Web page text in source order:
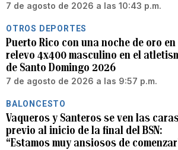
7 de agosto de 2026 a las 10:43 p.m.
OTROS DEPORTES
Puerto Rico con una noche de oro en
relevo 4x400 masculino en el
de Santo Domingo 2026
7 de agosto de 2026 a las 9:57 p.m.
BALONCESTO
Vaqueros y Santeros se ven las
previo al inicio de la final del BSN:
“Estamos muy ansiosos de